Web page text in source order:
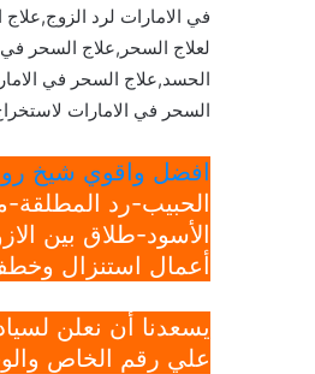
في الامارات لرد
لعلاج السحر,علاج السحر
الحسد,علاج السحر في
السحر في الامارات
افضل واقوي شيخ
الحبيب-رد
الأسود-طلاق بين
أعمال استنزال
يسعدنا أن نعلن
علي رقم الخاص